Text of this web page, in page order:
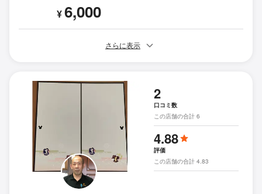
¥6,000
さらに表示
2
口コミ数
この店舗の合計 6
4.88
評価
この店舗の合計 4.83